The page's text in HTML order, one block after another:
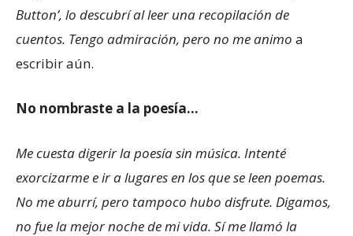
Button’, lo descubrí al leer una recopilación de
cuentos. Tengo admiración, pero no me animo a
escribir aún.
No nombraste a la poesía…
Me cuesta digerir la poesía sin música. Intenté
exorcizarme e ir a lugares en los que se leen poemas.
No me aburrí, pero tampoco hubo disfrute. Digamos,
no fue la mejor noche de mi vida. Sí me llamó la